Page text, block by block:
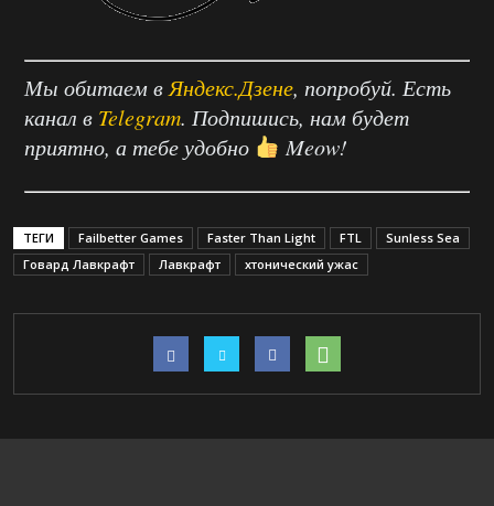
Мы обитаем в Яндекс.Дзене, попробуй. Есть
канал в Telegram. Подпишись, нам будет
приятно, а тебе удобно
Meow!
ТЕГИ Failbetter Games Faster Than Light FTL
Sunless Sea
Говард Лавкрафт
Лавкрафт хтонический ужас